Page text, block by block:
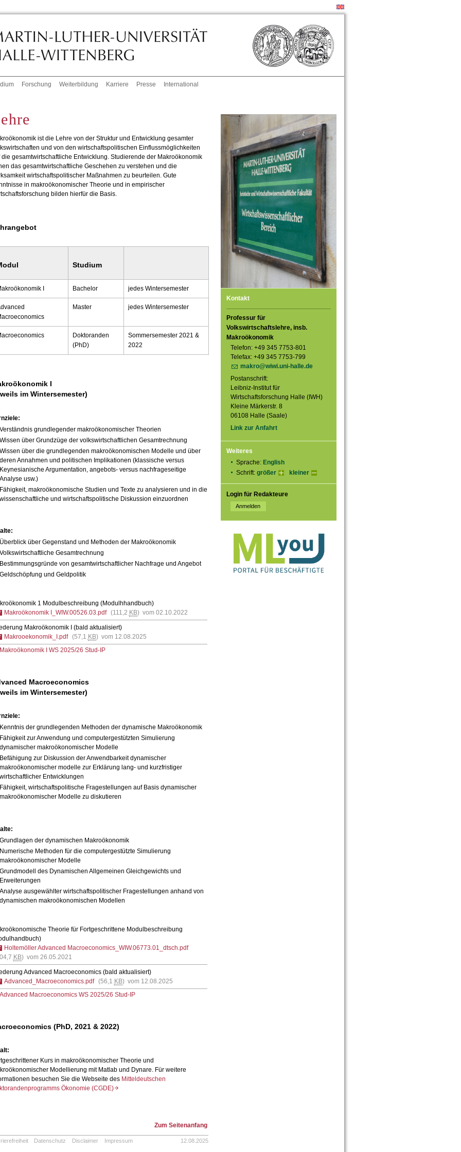
Forschung Weiterbildung Karriere Presse International
Kontakt
Professur für
Volkswirtschaftslehre, insb.
Makroökonomik
Telefon: +49 345 7753-801
Telefax: +49 345 7753-799
makro@wiwi.uni-halle.de
Postanschrift:
Leibniz-Institut für
Wirtschaftsforschung Halle (IWH)
Kleine Märkerstr. 8
06108 Halle (Saale)
Link zur Anfahrt
Weiteres
Sprache: English
Schrift: größer kleiner
Login für Redakteure
ist die Lehre von der Struktur und Entwicklung gesamter
und von den wirtschaftspolitischen Einflussmöglichkeiten
die gesamtwirtschaftliche Entwicklung. Studierende der Makroökonomik
das gesamtwirtschaftliche Geschehen zu verstehen und die
wirtschaftspolitischer Maßnahmen zu beurteilen. Gute
in makroökonomischer Theorie und in empirischer
bilden hierfür die Basis.
Studium
I Bachelor jedes Wintersemester
Master jedes Wintersemester
Doktoranden
(PhD)
Sommersemester 2021 &
2022
I
im Wintersemester)
Verständnis grundlegender makroökonomischer Theorien
Wissen über Grundzüge der volkswirtschaftlichen Gesamtrechnung
Wissen über die grundlegenden makroökonomischen Modelle und über
deren Annahmen und politischen Implikationen (klassische versus
Keynesianische Argumentation, angebots- versus nachfrageseitige
Analyse usw.)
Fähigkeit, makroökonomische Studien und Texte zu analysieren und in die
wissenschaftliche und wirtschaftspolitische Diskussion einzuordnen
Überblick über Gegenstand und Methoden der Makroökonomik
Volkswirtschaftliche Gesamtrechnung
Bestimmungsgründe von gesamtwirtschaftlicher Nachfrage und Angebot
Geldschöpfung und Geldpolitik
1 Modulbeschreibung (Modulhhandbuch)
Makroökonomik I_WIW.00526.03.pdf (111,2 KB) vom 02.10.2022
Makroökonomik I (bald aktualisiert)
Makrooekonomik_I.pdf (57,1 KB) vom 12.08.2025
Makroökonomik I WS 2025/26 Stud-IP
Macroeconomics
im Wintersemester)
Kenntnis der grundlegenden Methoden der dynamische Makroökonomik
Fähigkeit zur Anwendung und computergestützten Simulierung
dynamischer makroökonomischer Modelle
Befähigung zur Diskussion der Anwendbarkeit dynamischer
makroökonomischer modelle zur Erklärung lang- und kurzfristiger
wirtschaftlicher Entwicklungen
Fähigkeit, wirtschaftspolitische Fragestellungen auf Basis dynamischer
makroökonomischer Modelle zu diskutieren
Grundlagen der dynamischen Makroökonomik
Numerische Methoden für die computergestützte Simulierung
makroökonomischer Modelle
Grundmodell des Dynamischen Allgemeinen Gleichgewichts und
Erweiterungen
Analyse ausgewählter wirtschaftspolitischer Fragestellungen anhand von
dynamischen makroökonomischen Modellen
Theorie für Fortgeschrittene Modulbeschreibung
Holtemöller Advanced Macroeconomics_WIW.06773.01_dtsch.pdf
KB) vom 26.05.2021
Advanced Macroeconomics (bald aktualisiert)
Advanced_Macroeconomics.pdf (56,1 KB) vom 12.08.2025
Advanced Macroeconomics WS 2025/26 Stud-IP
(PhD, 2021 & 2022)
Kurs in makroökonomischer Theorie und
Modellierung mit Matlab und Dynare. Für weitere
besuchen Sie die Webseite des Mitteldeutschen
Ökonomie (CGDE)
Zum Seitenanfang
Datenschutz Disclaimer Impressum 12.08.2025